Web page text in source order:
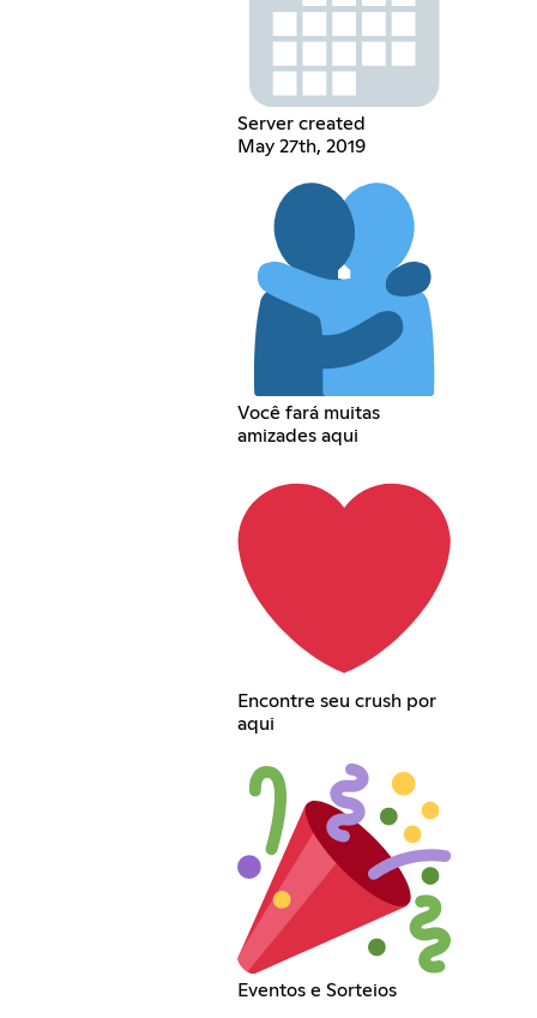
Server created
May 27th, 2019
Você fará muitas
amizades aqui
Encontre seu crush por
aqui
Eventos e Sorteios